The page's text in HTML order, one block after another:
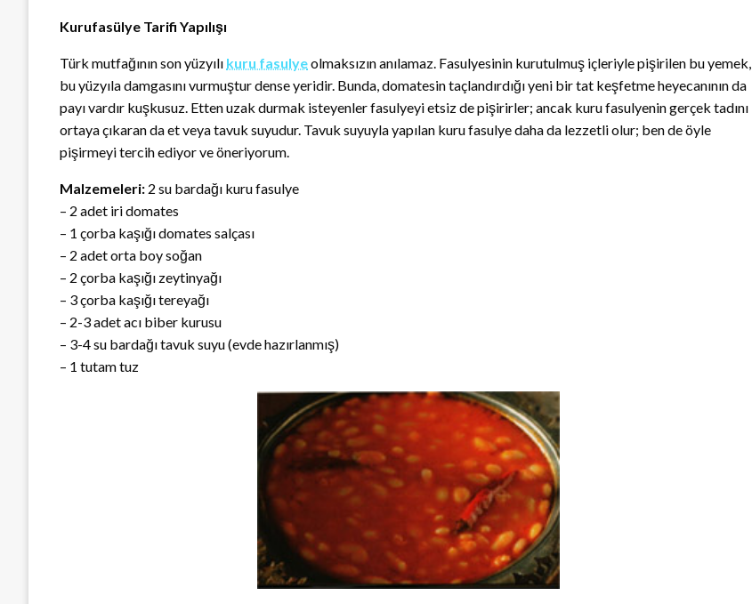
Kurufasülye Tarifi Yapılışı
Türk mutfağının son yüzyılı kuru fasulyeolmaksızın anılamaz. Fasulyesinin kurutulmuş içleriyle pişirilen bu yemek,
bu yüzyıla damgasını vurmuştur dense yeridir. Bunda, domatesin taçlandırdığı yeni bir tat keşfetme heyecanının da
payı vardır kuşkusuz. Etten uzak durmak isteyenler fasulyeyi etsiz de pişirirler; ancak kuru fasulyenin gerçek tadını
ortaya çıkaran da et veya tavuk suyudur. Tavuk suyuyla yapılan kuru fasulye daha da lezzetli olur; ben de öyle
pişirmeyi tercih ediyor ve öneriyorum.
Malzemeleri: 2 su bardağı kuru fasulye
– 2 adet iri domates
– 1 çorba kaşığı domates salçası
– 2 adet orta boy soğan
– 2 çorba kaşığı zeytinyağı
– 3 çorba kaşığı tereyağı
– 2-3 adet acı biber kurusu
– 3-4 su bardağı tavuk suyu (evde hazırlanmış)
– 1 tutam tuz